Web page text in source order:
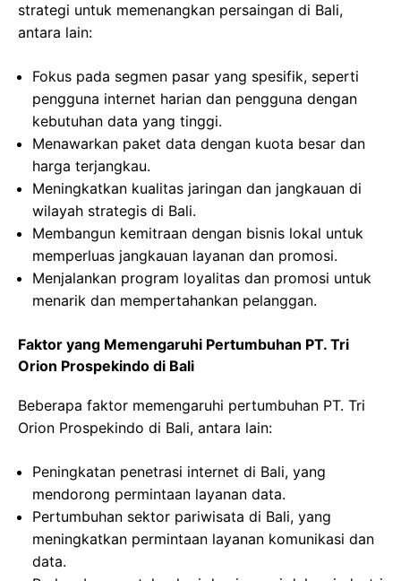
strategi untuk memenangkan persaingan di Bali,
antara lain:
Fokus pada segmen pasar yang spesifik, seperti
pengguna internet harian dan pengguna dengan
kebutuhan data yang tinggi.
Menawarkan paket data dengan kuota besar dan
harga terjangkau.
Meningkatkan kualitas jaringan dan jangkauan di
wilayah strategis di Bali.
Membangun kemitraan dengan bisnis lokal untuk
memperluas jangkauan layanan dan promosi.
Menjalankan program loyalitas dan promosi untuk
menarik dan mempertahankan pelanggan.
Faktor yang Memengaruhi Pertumbuhan PT. Tri
Orion Prospekindo di Bali
Beberapa faktor memengaruhi pertumbuhan PT. Tri
Orion Prospekindo di Bali, antara lain:
Peningkatan penetrasi internet di Bali, yang
mendorong permintaan layanan data.
Pertumbuhan sektor pariwisata di Bali, yang
meningkatkan permintaan layanan komunikasi dan
data.